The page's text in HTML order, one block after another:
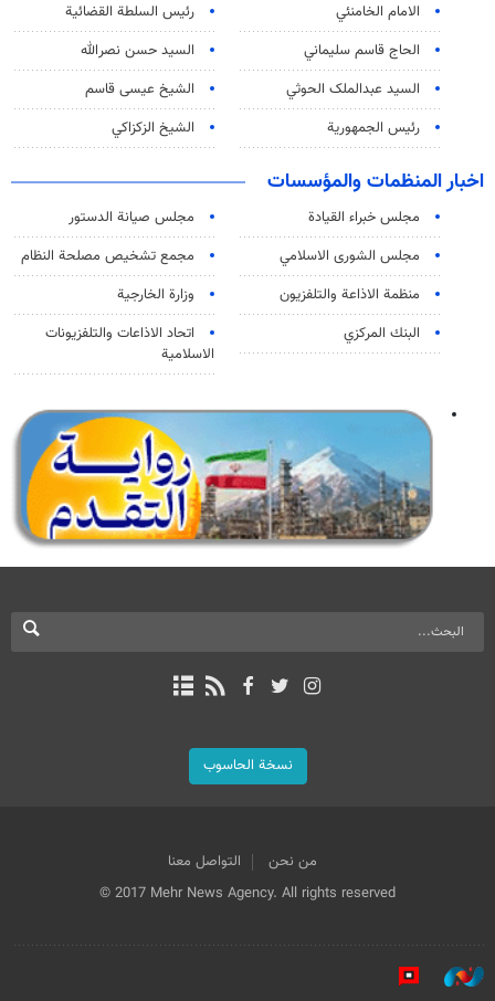
الامام الخامنئي
رئیس السلطة القضائیة
الحاج قاسم سليماني
السيد حسن نصرالله
السید عبدالملک الحوثي
الشيخ عيسى قاسم
رئيس الجمهورية
الشيخ الزكزاكي
اخبار المنظمات والمؤسسات
مجلس خبراء القيادة
مجلس صيانة الدستور
مجلس الشورى الاسلامي
مجمع تشخيص مصلحة النظام
منظمة الاذاعة والتلفزیون
وزارة الخارجية
البنك المركزي
اتحاد الاذاعات والتلفزيونات
الاسلامية
نسخة الحاسوب
من نحن
التواصل معنا
© 2017 Mehr News Agency. All rights reserved